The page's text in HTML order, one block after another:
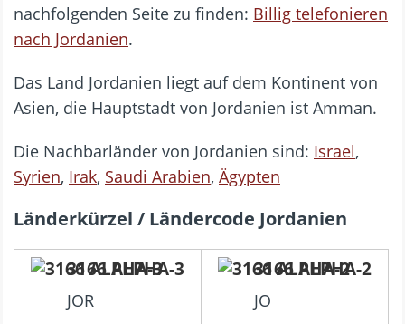
nachfolgenden Seite zu finden: Billig telefonieren
nach Jordanien.
Das Land Jordanien liegt auf dem Kontinent von
Asien, die Hauptstadt von Jordanien ist Amman.
Die Nachbarländer von Jordanien sind: Israel,
Syrien, Irak, Saudi Arabien, Ägypten
Länderkürzel / Ländercode Jordanien
3166 ALPHA-3
JOR
3166 ALPHA-2
JO